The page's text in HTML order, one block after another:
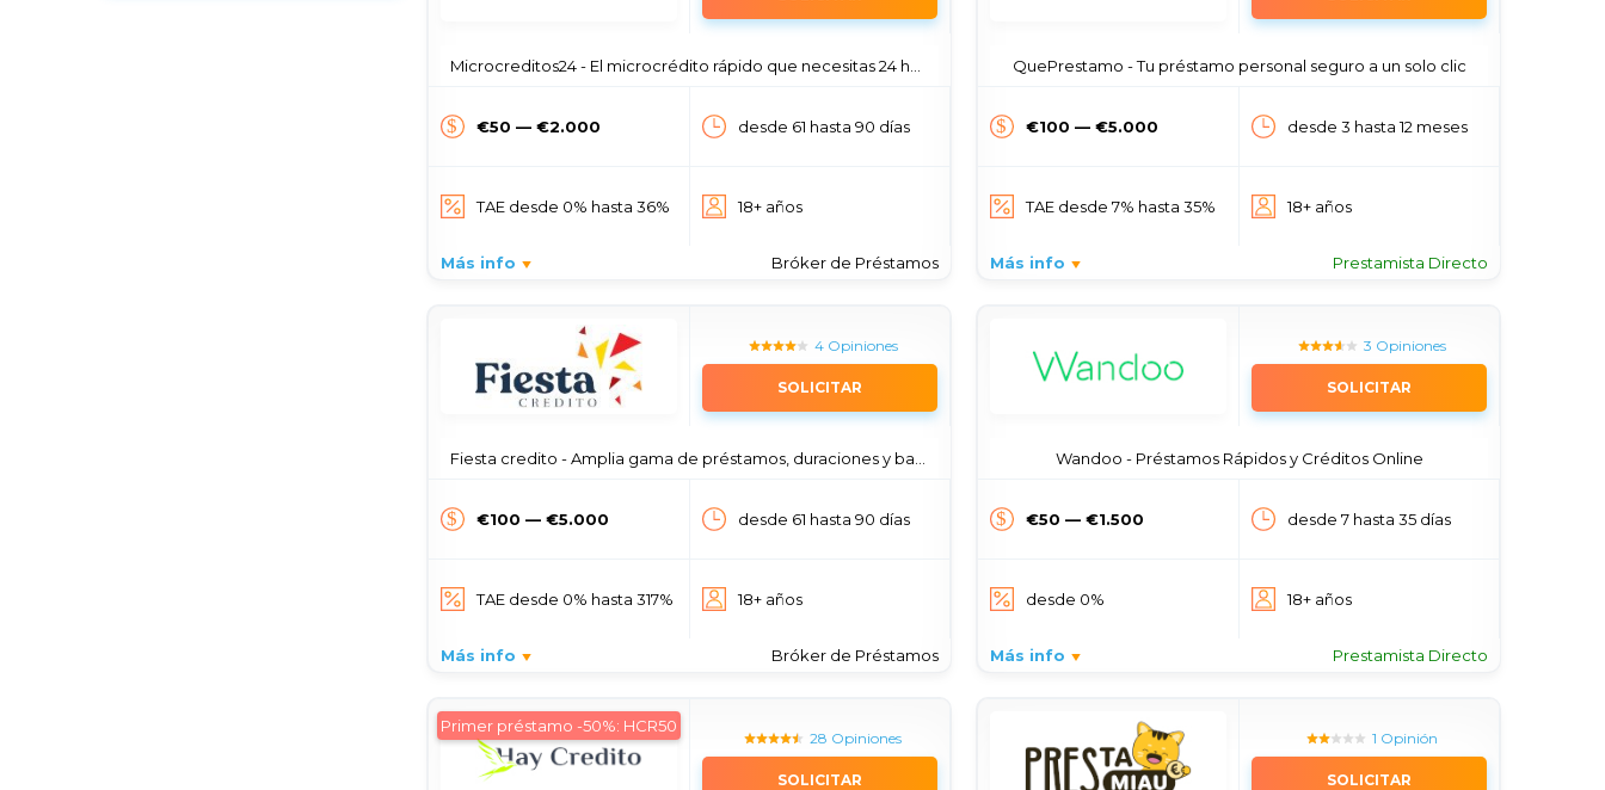
Microcreditos24 - El microcrédito rápido que necesitas 24 horas
€50 — €2.000 desde 61 hasta 90 días
TAE desde 0% hasta 36% 18+ años
Más info Bróker de Préstamos
QuePrestamo - Tu préstamo personal seguro a un solo clic
€100 — €5.000 desde 3 hasta 12 meses
TAE desde 7% hasta 35% 18+ años
Más info Prestamista Directo
4 Opiniones
SOLICITAR
Fiesta credito - Amplia gama de préstamos, duraciones y bajas tasas de interés
€100 — €5.000 desde 61 hasta 90 días
TAE desde 0% hasta 317% 18+ años
Más info Bróker de Préstamos
3 Opiniones
SOLICITAR
Wandoo - Préstamos Rápidos y Créditos Online
€50 — €1.500 desde 7 hasta 35 días
desde 0% 18+ años
Más info Prestamista Directo
Primer préstamo -50%: HCR50
28 Opiniones
SOLICITAR
1 Opinión
SOLICITAR